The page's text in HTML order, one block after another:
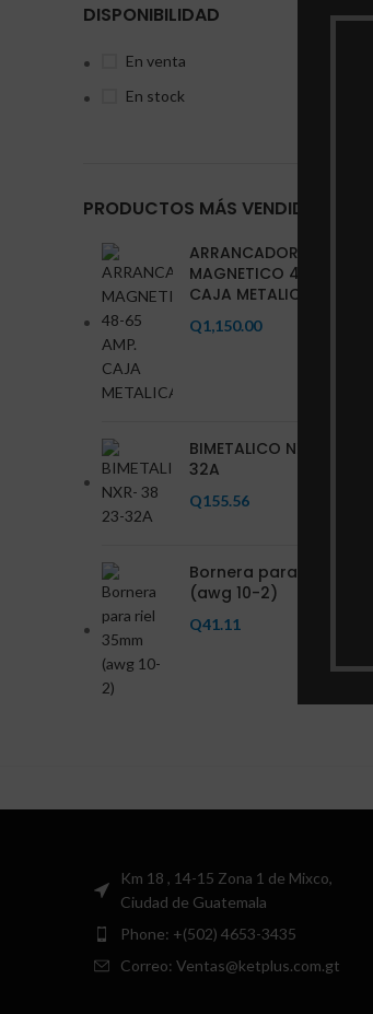
DISPONIBILIDAD
En venta
En stock
PRODUCTOS MÁS VENDIDOS
ARRANCADOR
MAGNETICO 48-65 AMP.
CAJA METALICA
Q1,150.00
BIMETALICO NXR- 38 23-
32A
Q155.56
Bornera para riel 35mm
(awg 10-2)
Q41.11
Km 18 , 14-15 Zona 1 de Mixco,
Ciudad de Guatemala
Phone: +(502) 4653-3435
Correo: Ventas@ketplus.com.gt